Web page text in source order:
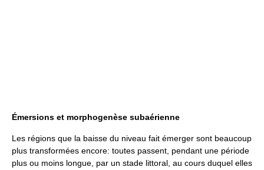
Émersions et morphogenèse subaérienne
Les régions que la baisse du niveau fait émerger sont beaucoup
plus transformées encore: toutes passent, pendant une période
plus ou moins longue, par un stade littoral, au cours duquel elles